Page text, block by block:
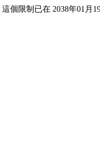
個限制已在 2038年01月